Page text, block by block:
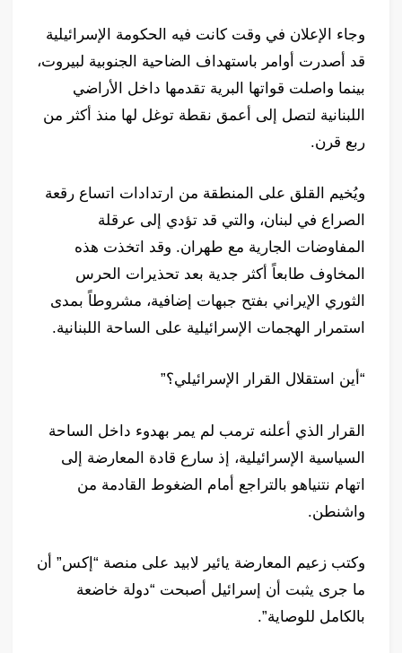
وجاء الإعلان في وقت كانت فيه الحكومة الإسرائيلية
قد أصدرت أوامر باستهداف الضاحية الجنوبية لبيروت،
بينما واصلت قواتها البرية تقدمها داخل الأراضي
اللبنانية لتصل إلى أعمق نقطة توغل لها منذ أكثر من
ربع قرن.
ويُخيم القلق على المنطقة من ارتدادات اتساع رقعة
الصراع في لبنان، والتي قد تؤدي إلى عرقلة
المفاوضات الجارية مع طهران. وقد اتخذت هذه
المخاوف طابعاً أكثر جدية بعد تحذيرات الحرس
الثوري الإيراني بفتح جبهات إضافية، مشروطاً بمدى
استمرار الهجمات الإسرائيلية على الساحة اللبنانية.
“أين استقلال القرار الإسرائيلي؟”
القرار الذي أعلنه ترمب لم يمر بهدوء داخل الساحة
السياسية الإسرائيلية، إذ سارع قادة المعارضة إلى
اتهام نتنياهو بالتراجع أمام الضغوط القادمة من
واشنطن.
وكتب زعيم المعارضة يائير لابيد على منصة “إكس” أن
ما جرى يثبت أن إسرائيل أصبحت “دولة خاضعة
بالكامل للوصاية”.